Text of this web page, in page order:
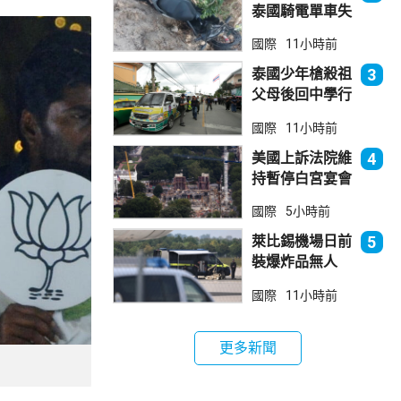
泰國騎電單車失
傷
國際 11小時前
泰國少年槍殺祖
父母後回中學行
死23傷
3
國際 11小時前
美國上訴法院維
持暫停白宮宴會
4
國際 5小時前
萊比錫機場日前
裝爆炸品無人
發現再踢落
5
國際 11小時前
更多新聞